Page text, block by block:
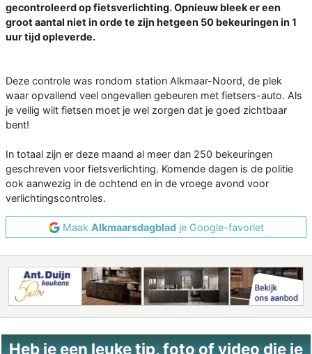
gecontroleerd op fietsverlichting. Opnieuw bleek er een
groot aantal niet in orde te zijn hetgeen 50 bekeuringen in 1
uur tijd opleverde.
Deze controle was rondom station Alkmaar-Noord, de plek
waar opvallend veel ongevallen gebeuren met fietsers-auto. Als
je veilig wilt fietsen moet je wel zorgen dat je goed zichtbaar
bent!
In totaal zijn er deze maand al meer dan 250 bekeuringen
geschreven voor fietsverlichting. Komende dagen is de politie
ook aanwezig in de ochtend en in de vroege avond voor
verlichtingscontroles.
Maak Alkmaarsdagbladje Google-favoriet
Heb je een leuke tip, foto of video die je